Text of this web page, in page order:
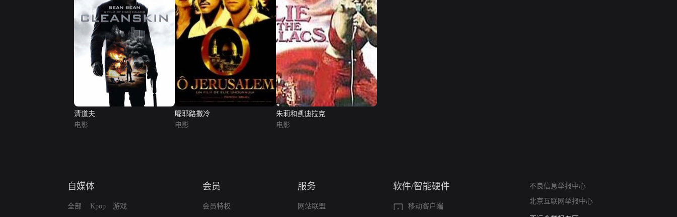
清道夫
电影
喔耶路撒冷
电影
朱莉和凯迪拉克
电影
自媒体
全部 Kpop 游戏
会员
会员特权
服务
网站联盟
软件/智能硬件
移动客户端
不良信息举报中心
北京互联网举报中心
算法推荐专项举报